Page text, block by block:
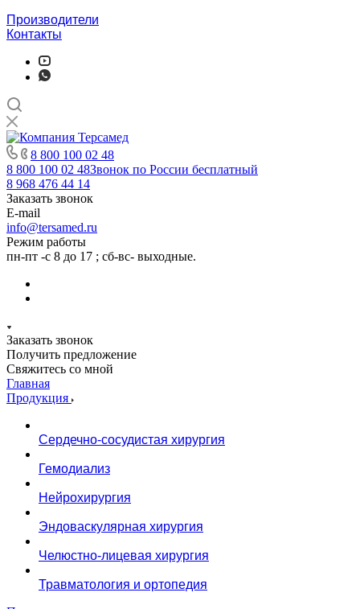
Производители
Контакты
8 800 100 02 48
8 800 100 02 48Звонок по России бесплатный
8 968 476 44 14
Заказать звонок
E-mail
info@tersamed.ru
Режим работы
пн-пт -с 8 до 17 ; сб-вс- выходные.
Заказать звонок
Получить предложение
Свяжитесь со мной
Главная
Продукция
Сердечно-сосудистая хирургия
Гемодиализ
Нейрохирургия
Эндоваскулярная хирургия
Челюстно-лицевая хирургия
Травматология и ортопедия